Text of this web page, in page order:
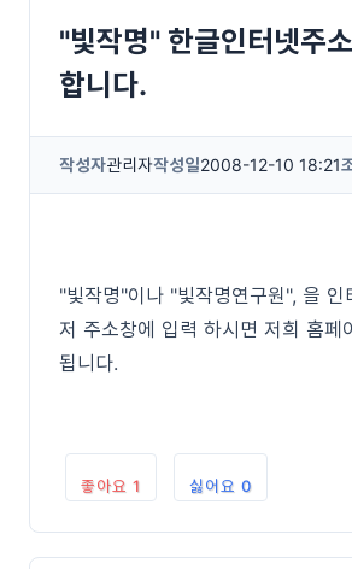
"빛작명" 한글인터넷주
합니다.
작성자관리자작성일2008-12-10 18:21
"빛작명"이나 "빛작명연구원", 을 인
저 주소창에 입력 하시면 저희 홈페
됩니다.
좋아요 1 싫어요 0